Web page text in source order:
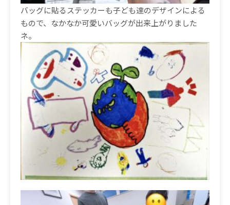
バッグに貼るステッカーも子ども達のデザインによる
もので、なかなか可愛いバッグが出来上がりました
ネ。